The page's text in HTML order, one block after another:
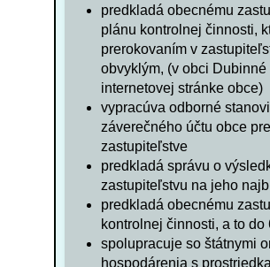
predkladá obecnému
plánu kontrolnej činnosti,
prerokovaním v
obvyklým, (v obci
internetovej stránke obce)
vypracúva odborné
záverečného účtu obce
zastupiteľstve
predkladá správu o
zastupiteľstvu na jeho
predkladá obecnému
kontrolnej činnosti, a to
spolupracuje so štátnymi
hospodárenia s